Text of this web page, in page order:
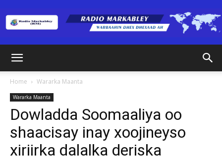
(RM)
Home Wararka Maanta
Wararka Maanta
Dowladda Soomaaliya oo
shaacisay inay xoojineyso
xiriirka dalalka deriska